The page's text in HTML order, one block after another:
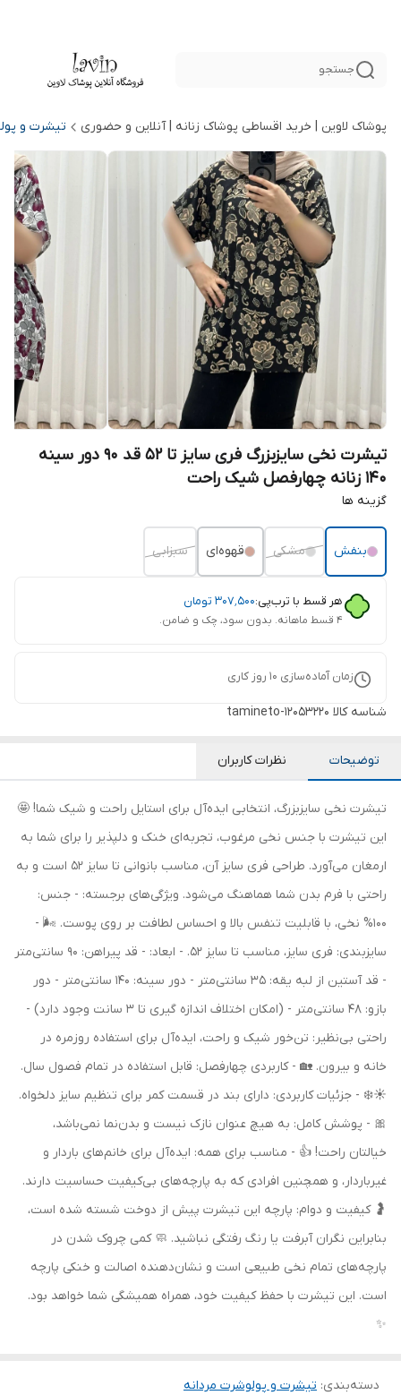
جستجو
پوشاک لاوین | خرید اقساطی پوشاک زنانه | آنلاین و حضوری تیشرت و
تیشرت نخی سایزبزرگ فری سایز تا 52 قد 90 دور سینه
140 زنانه چهارفصل شیک راحت
گزینه ها
بنفش مشکی قهوه‌ای سبزابی
هر قسط با ترب‌پی:۳۰۷٬۵۰۰ تومان
۴ قسط ماهانه. بدون سود، چک و ضامن.
زمان آماده‌سازی 10 روز کاری
شناسه کالا tamineto-12053220
توضیحات نظرات کاربران
تیشرت نخی سایزبزرگ، انتخابی ایده‌آل برای استایل راحت و شیک شما! 🤩
این تیشرت با جنس نخی مرغوب، تجربه‌ای خنک و دلپذیر را برای شما به
ارمغان می‌آورد. طراحی فری سایز آن، مناسب بانوانی تا سایز 52 است و به
راحتی با فرم بدن شما هماهنگ می‌شود. ویژگی‌های برجسته: - جنس:
100% نخی، با قابلیت تنفس بالا و احساس لطافت بر روی پوست. 🌬️ -
سایزبندی: فری سایز، مناسب تا سایز 52. - ابعاد: - قد پیراهن: 90 سانتی‌متر
- قد آستین از لبه یقه: 35 سانتی‌متر - دور سینه: 140 سانتی‌متر - دور
بازو: 48 سانتی‌متر - (امکان اختلاف اندازه گیری تا 3 سانت وجود دارد) -
راحتی بی‌نظیر: تن‌خور شیک و راحت، ایده‌آل برای استفاده روزمره در
خانه و بیرون. 🏡 - کاربردی چهارفصل: قابل استفاده در تمام فصول سال.
☀️❄️ - جزئیات کاربردی: دارای بند در قسمت کمر برای تنظیم سایز دلخواه.
🎀 - پوشش کامل: به هیچ عنوان نازک نیست و بدن‌نما نمی‌باشد،
خیالتان راحت! 👍 - مناسب برای همه: ایده‌آل برای خانم‌های باردار و
غیرباردار، و همچنین افرادی که به پارچه‌های بی‌کیفیت حساسیت دارند.
🤰 کیفیت و دوام: پارچه این تیشرت پیش از دوخت شسته شده است،
بنابراین نگران آبرفت یا رنگ رفتگی نباشید. 🧼 کمی چروک شدن در
پارچه‌های تمام نخی طبیعی است و نشان‌دهنده اصالت و خنکی پارچه
است. این تیشرت با حفظ کیفیت خود، همراه همیشگی شما خواهد بود.
✨
دسته‌بندی: تیشرت و پولوشرت مردانه